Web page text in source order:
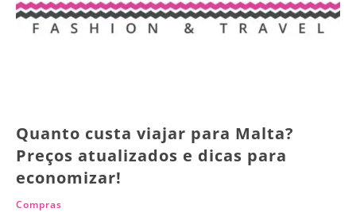
Quanto custa viajar para Malta?
Preços atualizados e dicas para
economizar!
Compras